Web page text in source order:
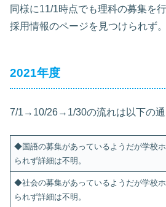
同様に11/1時点でも理科の募集を
採用情報のページを見つけられず。
2021年度
7/1→10/26→1/30の流れは以下の通
◆国語の募集があっているようだが学校
られず詳細は不明。
◆社会の募集があっているようだが学校
られず詳細は不明。